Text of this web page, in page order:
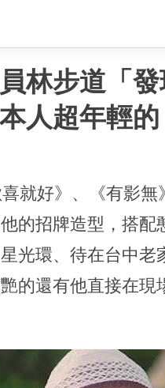
林步道「
人超年輕的
就好》、《有影
的招牌造型，搭
光環、待在台中
的還有他直接在